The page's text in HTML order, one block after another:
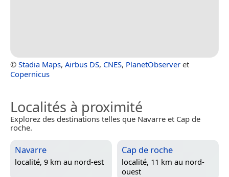
© Stadia Maps, Airbus DS, CNES, PlanetObserver et
Copernicus
Localités à proximité
Explorez des destinations telles que Navarre et Cap de
roche.
Navarre
localité, 9 km au nord-est
Cap de roche
localité, 11 km au nord-
ouest